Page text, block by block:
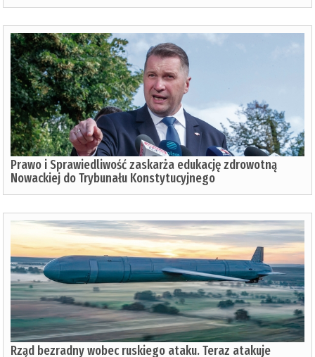
Prawo i Sprawiedliwość zaskarża edukację zdrowotną
Nowackiej do Trybunału Konstytucyjnego
Rząd bezradny wobec ruskiego ataku. Teraz atakuje